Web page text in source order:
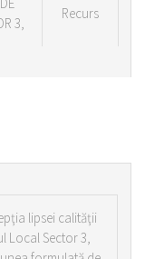
3,
Recurs
lipsei calităţii
Local Sector 3,